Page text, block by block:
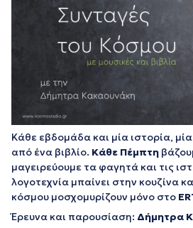
Κάθε εβδομάδα και μία ιστορία,
από ένα βιβλίο. Κάθε Πέμπτη
μαγειρεύουμε τα φαγητά και τις
λογοτεχνία μπαίνει στην κουζίνα
κόσμου μοσχομυρίζουν μόνο στο
Έρευνα και παρουσίαση: Δήμητρα